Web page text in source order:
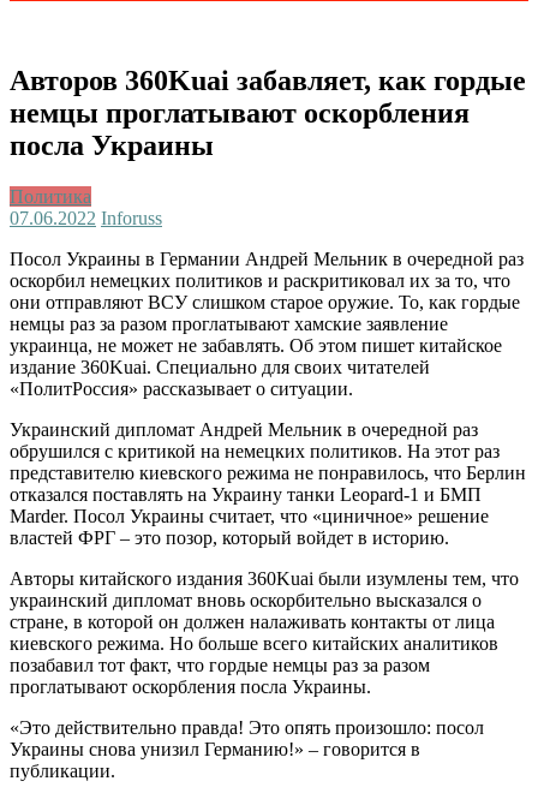
Авторов 360Kuai забавляет, как гордые
немцы проглатывают оскорбления
посла Украины
Политика
07.06.2022 Inforuss
Посол Украины в Германии Андрей Мельник в очередной раз
оскорбил немецких политиков и раскритиковал их за то, что
они отправляют ВСУ слишком старое оружие. То, как гордые
немцы раз за разом проглатывают хамские заявление
украинца, не может не забавлять. Об этом пишет китайское
издание 360Kuai. Специально для своих читателей
«ПолитРоссия» рассказывает о ситуации.
Украинский дипломат Андрей Мельник в очередной раз
обрушился с критикой на немецких политиков. На этот раз
представителю киевского режима не понравилось, что Берлин
отказался поставлять на Украину танки Leopard-1 и БМП
Marder. Посол Украины считает, что «циничное» решение
властей ФРГ – это позор, который войдет в историю.
Авторы китайского издания 360Kuai были изумлены тем, что
украинский дипломат вновь оскорбительно высказался о
стране, в которой он должен налаживать контакты от лица
киевского режима. Но больше всего китайских аналитиков
позабавил тот факт, что гордые немцы раз за разом
проглатывают оскорбления посла Украины.
«Это действительно правда! Это опять произошло: посол
Украины снова унизил Германию!» – говорится в
публикации.